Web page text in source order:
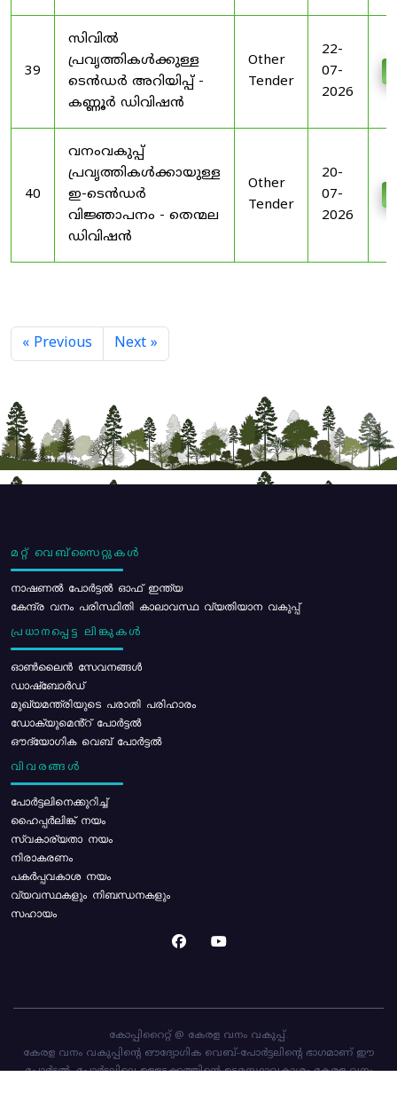
39
സിവിൽ
പ്രവൃത്തികൾക്കുള്ള
ടെൻഡർ അറിയിപ്പ് -
കണ്ണൂർ ഡിവിഷൻ
Other
Tender
22-
07-
2026
40
വനംവകുപ്പ്
പ്രവൃത്തികൾക്കായുള്ള
ഇ-ടെൻഡർ
വിജ്ഞാപനം - തെന്മല
ഡിവിഷൻ
Other
Tender
20-
07-
2026
« Previous Next »
മറ്റ് വെബ്സൈറ്റുകൾ
നാഷണൽ പോർട്ടൽ ഓഫ് ഇന്ത്യ
കേന്ദ്ര വനം പരിസ്ഥിതി കാലാവസ്ഥ വ്യതിയാന വകുപ്പ്
പ്രധാനപ്പെട്ട ലിങ്കുകൾ
ഓൺലൈൻ സേവനങ്ങൾ
ഡാഷ്ബോർഡ്
മുഖ്യമന്ത്രിയുടെ പരാതി പരിഹാരം
ഡോക്യുമെൻ്റ് പോർട്ടൽ
ഔദ്യോഗിക വെബ് പോർട്ടൽ
വിവരങ്ങൾ
പോര്‍ട്ടലിനെക്കുറിച്ച്
ഹൈപ്പർലിങ്ക് നയം
സ്വകാര്യതാ നയം
നിരാകരണം
പകർപ്പവകാശ നയം
വ്യവസ്ഥകളും നിബന്ധനകളും
സഹായം
കോപ്പിറൈറ്റ് @ കേരള വനം വകുപ്പ്.
കേരള വനം വകുപ്പിന്റെ ഔദ്യോഗിക വെബ്-പോർട്ടലിന്റെ ഭാഗമാണ് ഈ
പോർട്ടൽ. പോർട്ടലിലെ ഉള്ളടക്കത്തിന്റെ ഉടമസ്ഥാവകാശം കേരള വനം